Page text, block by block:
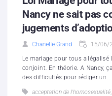
Nancy ne sait pas
jugements
Chanelle Grand 15/06/
Le mariage pour tous a légalisé
conjoint. En théorie. A Nancy,
des difficultés pour rédiger un...
acceptation de l'homosexualité,